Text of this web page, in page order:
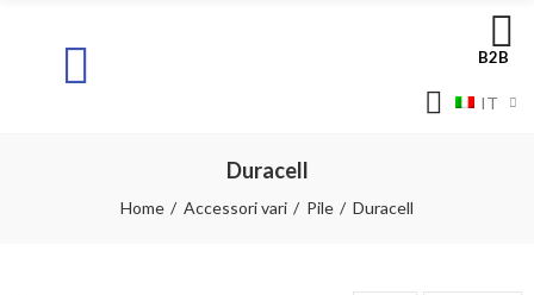
B2B
IT
Duracell
Home Accessori vari Pile Duracell